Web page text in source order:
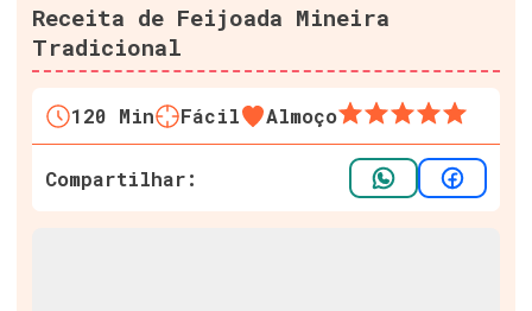
Receita de Feijoada Mineira
Tradicional
120 Min Fácil Almoço
Compartilhar: